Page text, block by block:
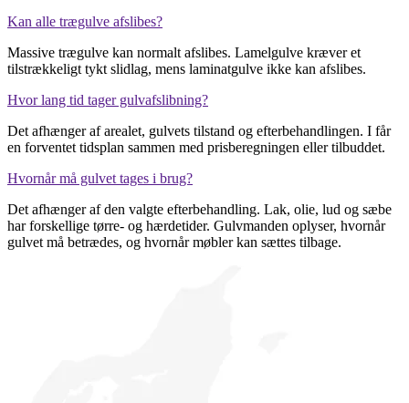
Kan alle trægulve afslibes?
Massive trægulve kan normalt afslibes. Lamelgulve kræver et
tilstrækkeligt tykt slidlag, mens laminatgulve ikke kan afslibes.
Hvor lang tid tager gulvafslibning?
Det afhænger af arealet, gulvets tilstand og efterbehandlingen. I får
en forventet tidsplan sammen med prisberegningen eller tilbuddet.
Hvornår må gulvet tages i brug?
Det afhænger af den valgte efterbehandling. Lak, olie, lud og sæbe
har forskellige tørre- og hærdetider. Gulvmanden oplyser, hvornår
gulvet må betrædes, og hvornår møbler kan sættes tilbage.